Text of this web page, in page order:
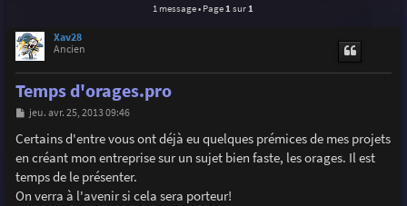
r
1 message • Page 1 sur 1
Xav28
Ancien
Temps d'orages.pro
M
s
s
a
e
jeu. avr. 25, 2013 09:46
Certains d'entre vous ont déjà eu quelques prémices de mes projets
en créant mon entreprise sur un sujet bien faste, les orages. Il est
temps de le présenter.
On verra à l'avenir si cela sera porteur!